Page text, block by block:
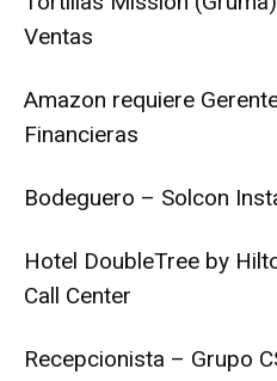
Ventas
Amazon requiere
Financieras
Bodeguero – Solcon
Hotel DoubleTree by
Call Center
Recepcionista – Grupo